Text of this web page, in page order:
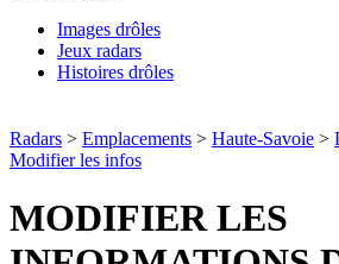
Images drôles
Jeux radars
Histoires drôles
Radars > Emplacements > Haute-Savoie >
Modifier les infos
MODIFIER LES